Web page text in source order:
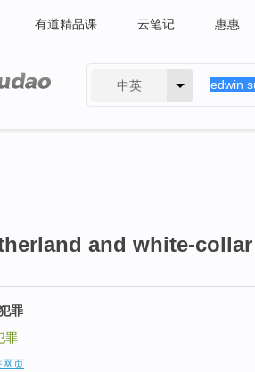
有道精品课 云笔记 惠惠
中英
and white-
罪
罪
网页